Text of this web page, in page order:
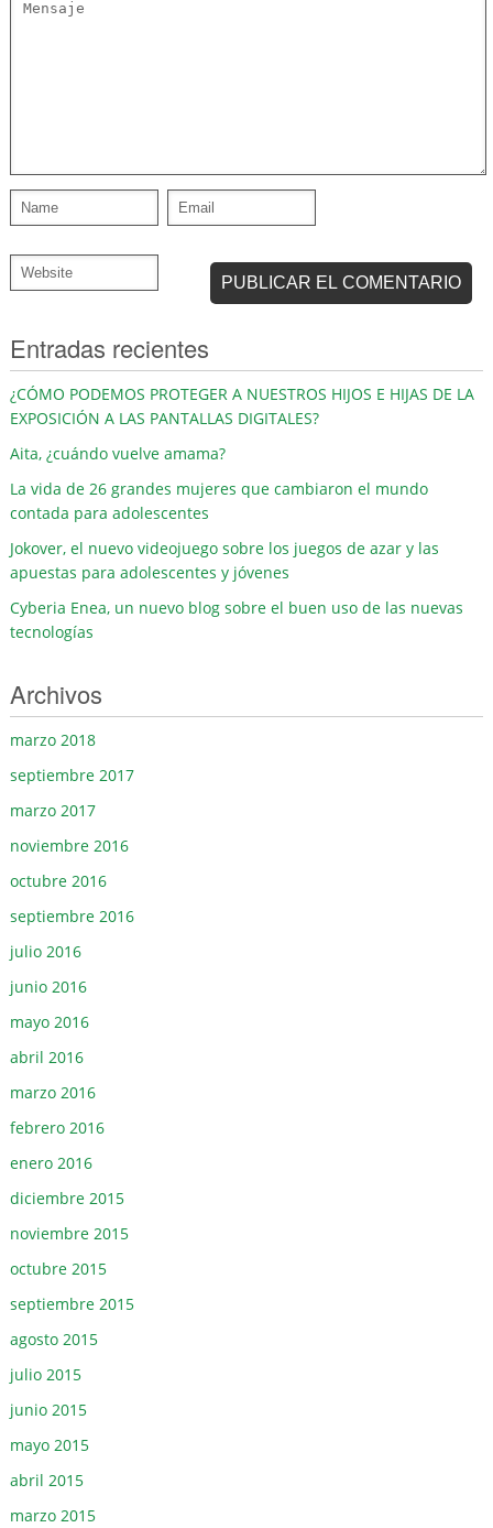
Entradas recientes
¿CÓMO PODEMOS PROTEGER A NUESTROS HIJOS E HIJAS DE LA
EXPOSICIÓN A LAS PANTALLAS DIGITALES?
Aita, ¿cuándo vuelve amama?
La vida de 26 grandes mujeres que cambiaron el mundo
contada para adolescentes
Jokover, el nuevo videojuego sobre los juegos de azar y las
apuestas para adolescentes y jóvenes
Cyberia Enea, un nuevo blog sobre el buen uso de las nuevas
tecnologías
Archivos
marzo 2018
septiembre 2017
marzo 2017
noviembre 2016
octubre 2016
septiembre 2016
julio 2016
junio 2016
mayo 2016
abril 2016
marzo 2016
febrero 2016
enero 2016
diciembre 2015
noviembre 2015
octubre 2015
septiembre 2015
agosto 2015
julio 2015
junio 2015
mayo 2015
abril 2015
marzo 2015